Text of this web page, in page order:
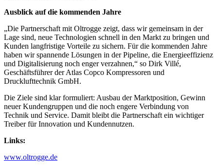
Ausblick auf die kommenden Jahre
„Die Partnerschaft mit Oltrogge zeigt, dass wir gemeinsam in der
Lage sind, neue Technologien schnell in den Markt zu bringen und
Kunden langfristige Vorteile zu sichern. Für die kommenden Jahre
haben wir spannende Lösungen in der Pipeline, die Energieeffizienz
und Digitalisierung noch enger verzahnen,“ so Dirk Villé,
Geschäftsführer der Atlas Copco Kompressoren und
Drucklufttechnik GmbH.
Die Ziele sind klar formuliert: Ausbau der Marktposition, Gewinn
neuer Kundengruppen und die noch engere Verbindung von
Technik und Service. Damit bleibt die Partnerschaft ein wichtiger
Treiber für Innovation und Kundennutzen.
Links:
www.oltrogge.de